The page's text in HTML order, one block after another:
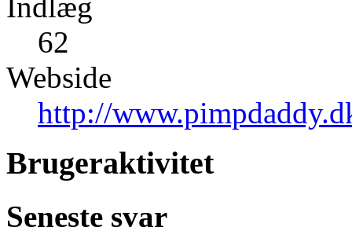
62
Webside
http://
Brugeraktivitet
Seneste svar